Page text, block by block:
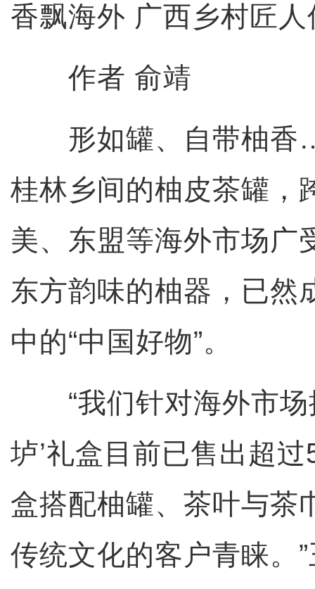
香飘海外 广西乡村匠
作者 俞靖
形如罐、自带柚香
桂林乡间的柚皮茶罐，
美、东盟等海外市场广
东方韵味的柚器，已然
中的“中国好物”。
“我们针对海外市场
垆’礼盒目前已售出超
盒搭配柚罐、茶叶与茶
传统文化的客户青睐。